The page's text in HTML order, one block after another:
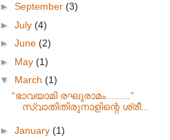
► September (3)
► July (4)
► June (2)
► May (1)
▼ March (1)
“ഭാവയാമി രഘുരാമം.........”
സ്വാതിതിരുനാളിന്റെ ശ്രീ...
► January (1)